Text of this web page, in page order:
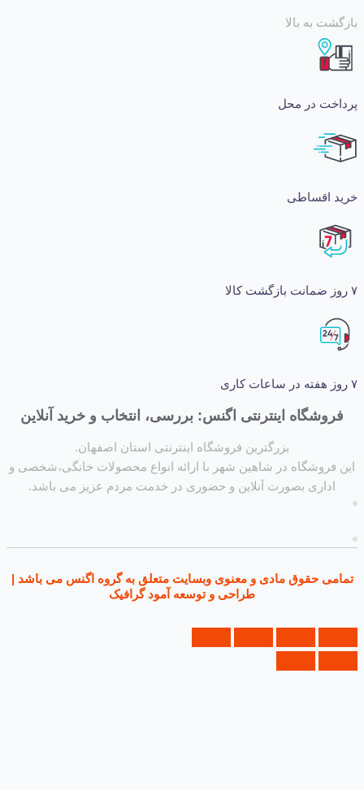
به بالا
در محل
اینترنتی اگنس: بررسی، انتخاب و خرید آنلاین
بزرگترین فروشگاه اینترنتی استان اصفهان.
در شاهین شهر با ارائه انواع محصولات خانگی،شخصی و
بصورت آنلاین و حضوری در خدمت مردم عزیز می باشد.
حقوق مادی و معنوی وبسایت متعلق به گروه اگنس می باشد |
طراحی و توسعه آمود گرافیک